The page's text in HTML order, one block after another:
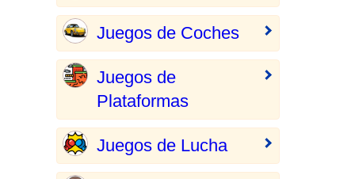
Juegos de Coches
Juegos de
Plataformas
Juegos de Lucha